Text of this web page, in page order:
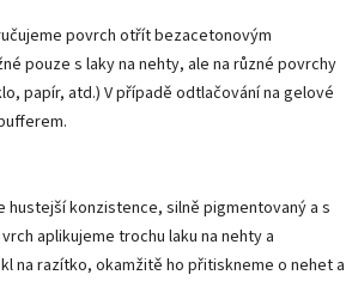
povrch otřít bezacetonovým
pouze s laky na nehty, ale na různé povrchy
papír, atd.) V případě odtlačování na gelové
konzistence, silně pigmentovaný a s
aplikujeme trochu laku na nehty a
na razítko, okamžitě ho přitiskneme o nehet a